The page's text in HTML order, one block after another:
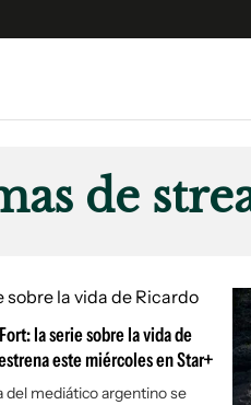
de
la serie sobre la vida de
este miércoles en Star+
del mediático argentino se